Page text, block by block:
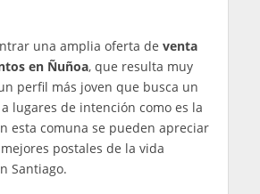
una amplia oferta de venta
en Ñuñoa, que resulta muy
perfil más joven que busca un
lugares de intención como es la
esta comuna se pueden apreciar
postales de la vida
Santiago.